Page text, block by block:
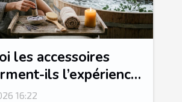
les accessoires
ils l’expérience
sensoriel ?
16:22